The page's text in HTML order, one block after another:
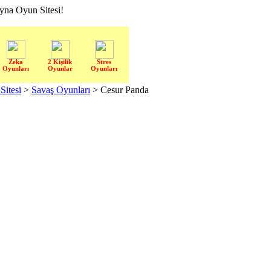
Oyun Sitesi!
Zeka
Oyunları
2 Kişilik
Oyunlar
Stres
Oyunları
> Savaş Oyunları > Cesur Panda